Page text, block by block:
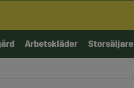
Arbetskläder Storsäljare